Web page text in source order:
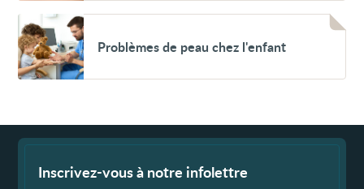
Voir
Problèmes
de
peau
chez
Problèmes de peau chez l'enfant
Inscrivez-vous à notre infolettre